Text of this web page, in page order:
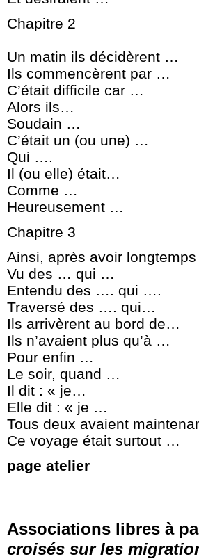
Chapitre 2
Un matin ils décidèrent …
Ils commencèrent par …
C’était difficile car …
Alors ils…
Soudain …
C’était un (ou une) …
Qui ….
Il (ou elle) était…
Comme …
Heureusement …
Chapitre 3
Ainsi, après avoir
Vu des … qui …
Entendu des …. qui ….
Traversé des …. qui…
Ils arrivèrent au bord de…
Ils n’avaient plus qu’à …
Pour enfin …
Le soir, quand …
Il dit : « je…
Elle dit : « je …
Tous deux avaient
Ce voyage était surtout …
page atelier
Associations libres à
croisés sur les